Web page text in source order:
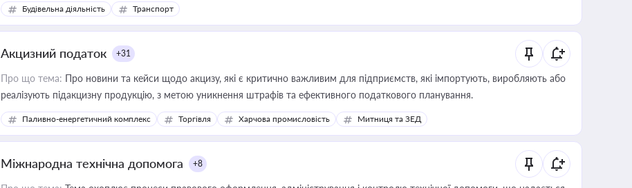
Будівельна діяльність Транспорт
Акцизний податок +31
Про що тема: Про новини та кейси щодо акцизу, які є критично важливим для підприємств, які імпортують, виробляють або
реалізують підакцизну продукцію, з метою уникнення штрафів та ефективного податкового планування.
Паливно-енергетичний комплекс Торгівля Харчова промисловість Митниця та ЗЕД
Міжнародна технічна допомога +8